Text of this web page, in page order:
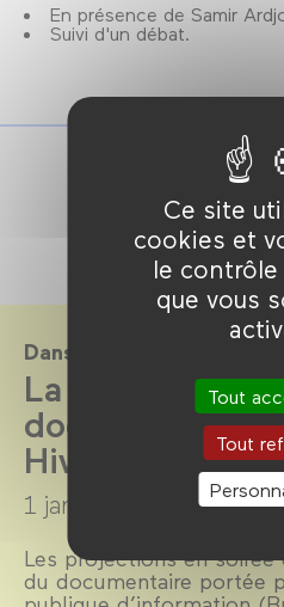
Ce site
cookies et
le contrôle
que vous
Tout
Tout
En présence de Samir
Suivi d'un débat.
Dans le cadre de
La
documentaire
Hiver 2025
1 janvier → 31 mars
Les projections en soirée
du documentaire portée